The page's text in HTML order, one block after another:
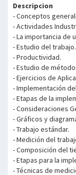
Descripcion
- Conceptos
- Actividades
- La importancia de
- Estudio del trabajo.
- Productividad.
- Estudio de
- Ejercicios de
- Implementación
- Etapas de la
- Consideraciones
- Gráficos y
- Trabajo estándar.
- Medición del
- Composición del
- Etapas para la
- Técnicas de